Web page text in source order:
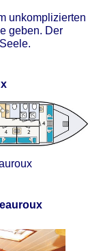
unkomplizierten
geben. Der